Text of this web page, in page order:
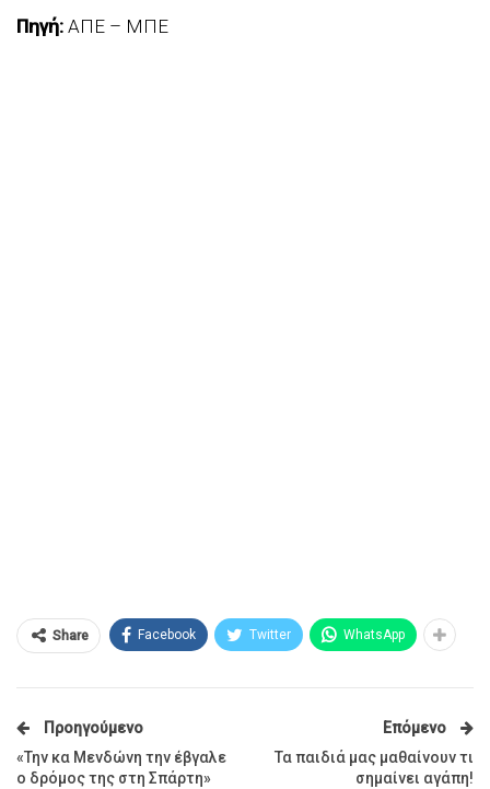
Πηγή: ΑΠΕ – ΜΠΕ
Share Facebook Twitter WhatsApp
Προηγούμενο
«Την κα Μενδώνη την έβγαλε
ο δρόμος της στη Σπάρτη»
Επόμενο
Τα παιδιά μας μαθαίνουν τι
σημαίνει αγάπη!